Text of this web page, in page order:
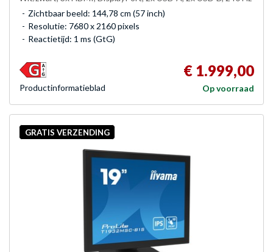
Zichtbaar beeld: 144,78 cm (57 inch)
Resolutie: 7680 x 2160 pixels
Reactietijd: 1 ms (GtG)
€ 1.999,00
Op voorraad
Product­informatieblad
GRATIS VERZENDING